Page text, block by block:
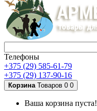
Телефоны
+375 (29) 585-61-79
+375 (29) 137-90-16
Корзина Товаров 0 0
Ваша корзина пуста!